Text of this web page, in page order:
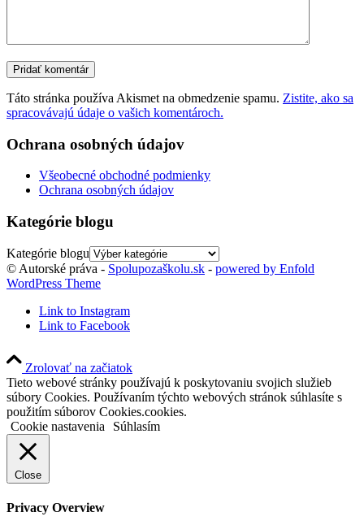
Táto stránka používa Akismet na obmedzenie spamu. Zistite, ako sa
spracovávajú údaje o vašich komentároch.
Ochrana osobných údajov
Všeobecné obchodné podmienky
Ochrana osobných údajov
Kategórie blogu
Kategórie blogu
© Autorské práva - Spolupozaškolu.sk - powered by Enfold
WordPress Theme
Link to Instagram
Link to Facebook
Zrolovať na začiatok
Tieto webové stránky používajú k poskytovaniu svojich služieb
súbory Cookies. Používaním týchto webových stránok súhlasíte s
použitím súborov Cookies.cookies.
Cookie nastavenia
Súhlasím
Close
Privacy Overview